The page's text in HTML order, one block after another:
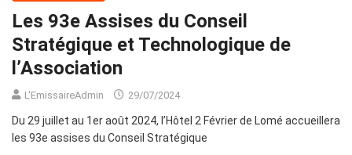
Les 93e Assises du Conseil
Stratégique et Technologique de
l’Association
L'EmissaireAdmin 29/07/2024
Du 29 juillet au 1er août 2024, l’Hôtel 2 Février de Lomé accueillera
les 93e assises du Conseil Stratégique